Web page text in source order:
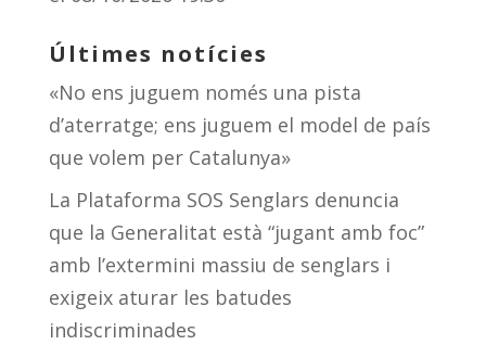
Últimes notícies
«No ens juguem només una pista
d’aterratge; ens juguem el model de país
que volem per Catalunya»
La Plataforma SOS Senglars denuncia
que la Generalitat està “jugant amb foc”
amb l’extermini massiu de senglars i
exigeix aturar les batudes
indiscriminades